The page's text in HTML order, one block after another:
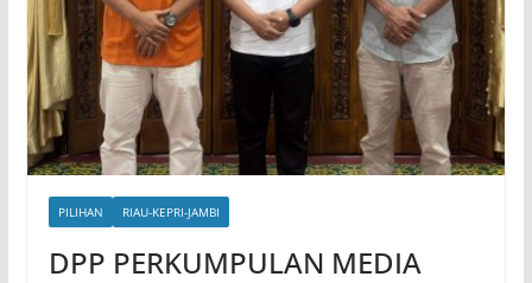
PILIHAN RIAU-KEPRI-JAMBI
DPP PERKUMPULAN MEDIA